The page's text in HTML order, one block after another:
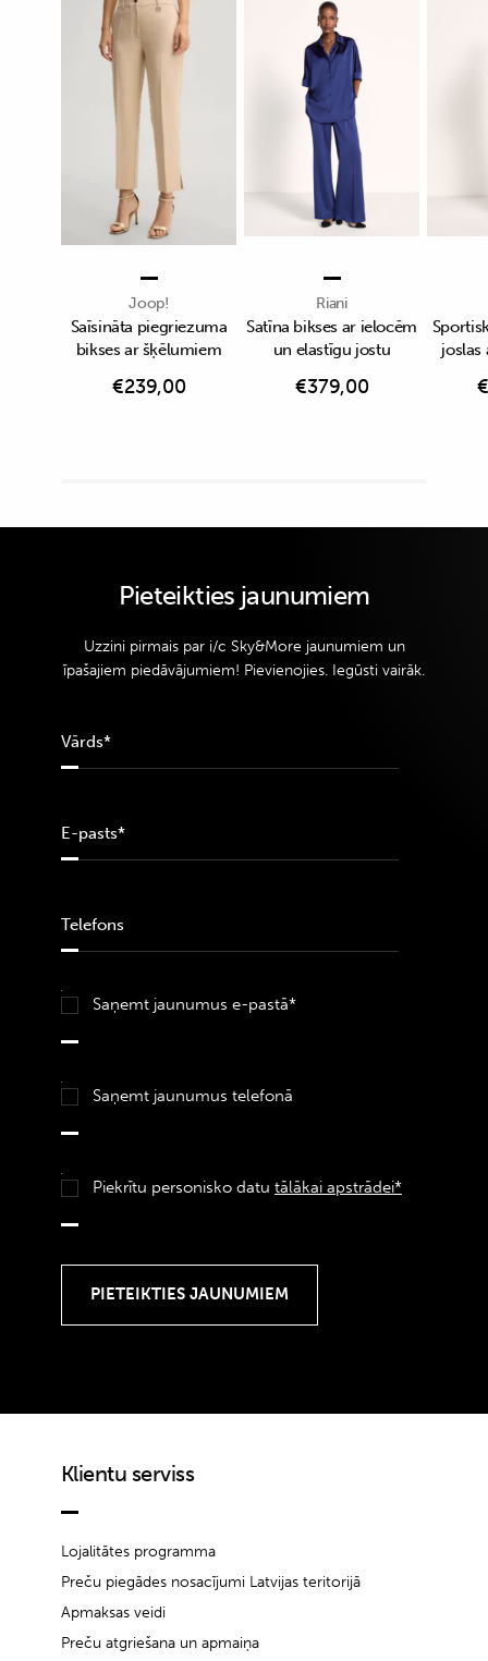
Joop!
Saīsināta piegriezuma
bikses ar šķēlumiem
€239,00
Riani
Satīna bikses ar ielocēm
un elastīgu jostu
€379,00
joslas
€
Pieteikties jaunumiem
Uzzini pirmais par i/c Sky&More jaunumiem un
īpašajiem piedāvājumiem! Pievienojies. Iegūsti vairāk.
Saņemt jaunumus e-pastā*
Saņemt jaunumus telefonā
Piekrītu personisko datu tālākai apstrādei*
Klientu serviss
Lojalitātes programma
Preču piegādes nosacījumi Latvijas teritorijā
Apmaksas veidi
Preču atgriešana un apmaiņa